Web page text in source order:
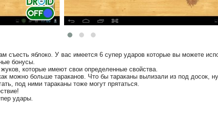
съесть яблоко. У вас имеется 6 супер ударов которые вы можете
бонусы.
которые имеют свои определенные свойства.
можно больше тараканов. Что бы тараканы вылизали из под досок,
под ними тараканы тоже могут прятаться.
удары.